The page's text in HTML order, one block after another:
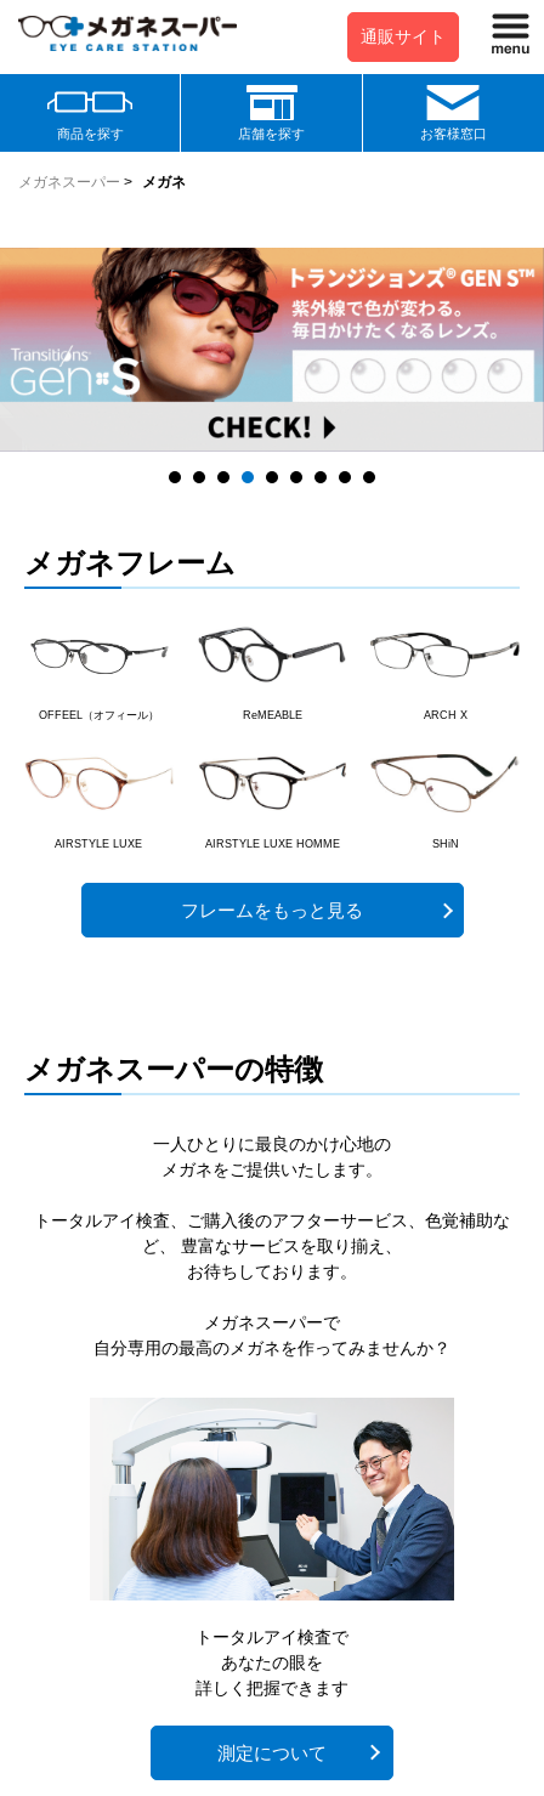
通販サイト
商品を探す 店舗を探す お客様窓口
メガネスーパー > メガネ
メガネフレーム
OFFEEL（オフィール） ReMEABLE ARCH X
AIRSTYLE LUXE AIRSTYLE LUXE HOMME SHiN
フレームをもっと見る
メガネスーパーの特徴
一人ひとりに最良のかけ心地の
メガネをご提供いたします。
トータルアイ検査、ご購入後のアフターサービス、色覚補助な
ど、 豊富なサービスを取り揃え、
お待ちしております。
メガネスーパーで
自分専用の最高のメガネを作ってみませんか？
トータルアイ検査で
あなたの眼を
詳しく把握できます
測定について